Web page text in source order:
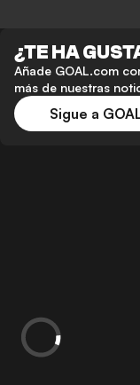
¿TE HA
Añade GOAL.com
más de nuestras
Sigue a